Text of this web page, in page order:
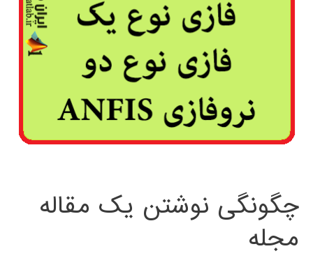
چگونگی نوشتن یک مقاله
مجله